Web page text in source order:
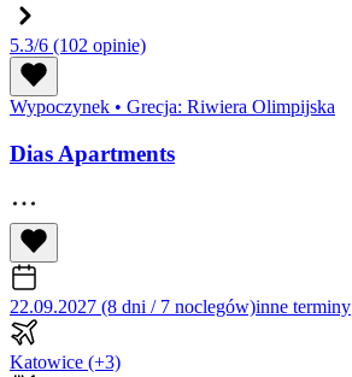
5.3/6 (102 opinie)
Wypoczynek • Grecja: Riwiera Olimpijska
Dias Apartments
22.09.2027 (8 dni / 7 noclegów)inne terminy
Katowice (+3)